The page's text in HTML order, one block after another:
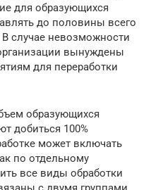
для образующихся
до половины всего
случае невозможности
вынуждены
для переработки
образующихся
добиться 100%
может включать
по отдельному
все виды обработки